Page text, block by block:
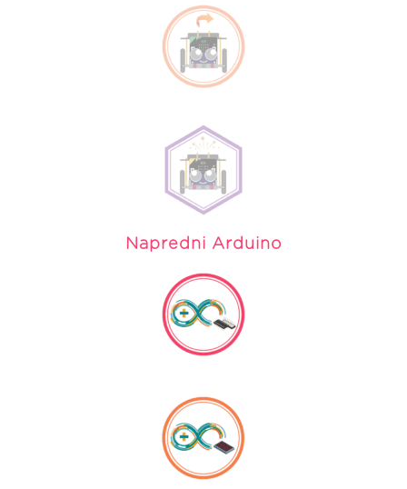
Napredni Arduino